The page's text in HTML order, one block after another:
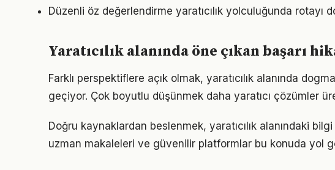
Düzenli öz değerlendirme yaratıcılık yolculuğunda rotayı
Yaratıcılık alanında öne çıkan başarı
Farklı perspektiflere açık olmak, yaratıcılık alanında
geçiyor. Çok boyutlu düşünmek daha yaratıcı çözümler
Doğru kaynaklardan beslenmek, yaratıcılık alanındaki
uzman makaleleri ve güvenilir platformlar bu konuda yol